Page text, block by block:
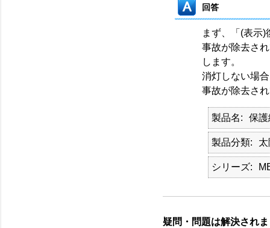
回答
まず、「(表示
事故が除去さ
します。
消灯しない場
事故が除去さ
製品名 保
製品分類
シリーズ
疑問・問題は解決され